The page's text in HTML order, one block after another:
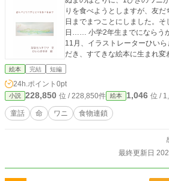
りを食べようとしますが、友
日までまつことにしました。
日…… 小学2年生までにならうかん字で書きました。 2024年
11月、イラストレーターひい
だき、すてきな絵本に生まれ変
絵本 完結 短編
24h.ポイント 0pt
小説 228,850 位 / 228,850件 絵本 1,046 位 /
童話 命 ワニ 食物連鎖
最終更新日